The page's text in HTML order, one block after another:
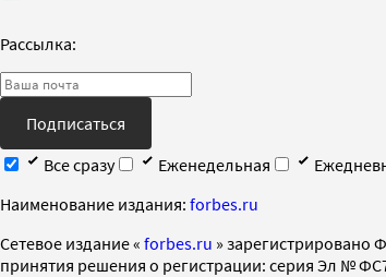
Рассылка:
Подписаться
Все сразу
Еженедельная
Наименование издания: forbes.ru
Cетевое издание « forbes.ru » зарегистрировано
принятия решения о регистрации: серия Эл №